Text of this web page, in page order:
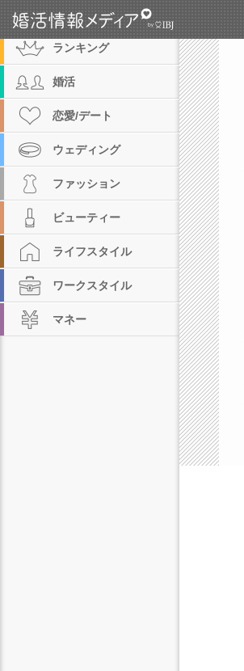
カテゴリ
ランキング
婚活
恋愛/デート
ウェディング
ファッション
ビューティー
ライフスタイル
ワークスタイル
マネー